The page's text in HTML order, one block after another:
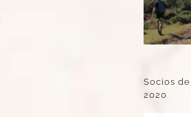
Socios
2020